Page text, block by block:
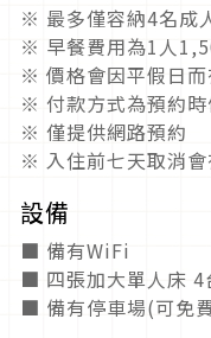
※ 最多僅容納4名成
※ 早餐費用為1人
※ 價格會因平假日而
※ 付款方式為預約
※ 僅提供網路預約
※ 入住前七天取消會
設備
■ 備有WiFi
■ 四張加大單人床 4
■ 備有停車場(可免